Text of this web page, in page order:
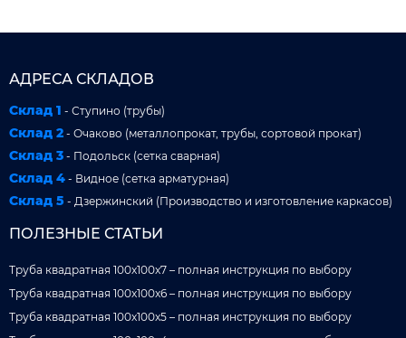
АДРЕСА СКЛАДОВ
Склад 1 - Ступино (трубы)
Склад 2 - Очаково (металлопрокат, трубы, сортовой прокат)
Склад 3 - Подольск (сетка сварная)
Склад 4 - Видное (сетка арматурная)
Склад 5 - Дзержинский (Производство и изготовление каркасов)
ПОЛЕЗНЫЕ СТАТЬИ
Труба квадратная 100x100x7 – полная инструкция по выбору
Труба квадратная 100x100x6 – полная инструкция по выбору
Труба квадратная 100x100x5 – полная инструкция по выбору